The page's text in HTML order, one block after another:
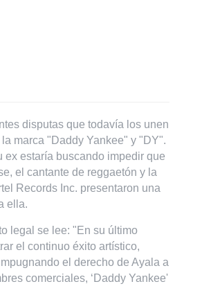
disputas que todavía los unen
marca "Daddy Yankee" y "DY".
ex estaría buscando impedir que
el cantante de reggaetón y la
Records Inc. presentaron una
ella.
legal se lee: "En su último
el continuo éxito artístico,
el derecho de Ayala a
comerciales, ‘Daddy Yankee'